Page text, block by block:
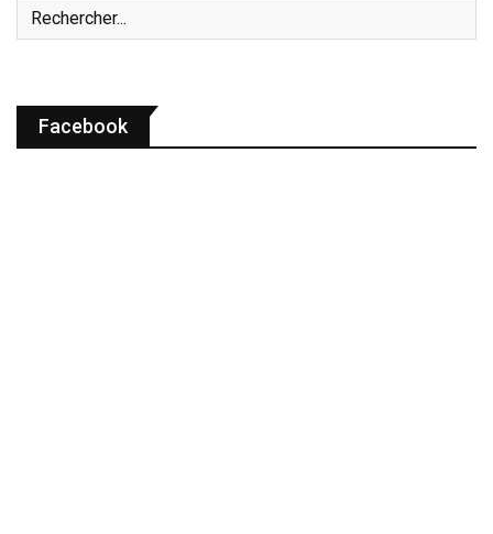
Facebook